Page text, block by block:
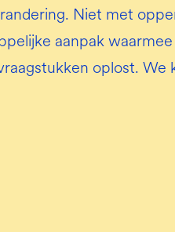
Niet met
aanpak
oplost. We